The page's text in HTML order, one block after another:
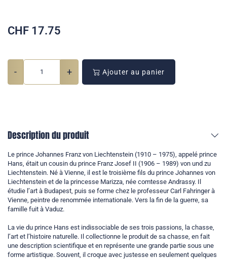
CHF 17.75
- + Ajouter au panier
Description du produit
Le prince Johannes Franz von Liechtenstein (1910 – 1975), appelé prince
Hans, était un cousin du prince Franz Josef II (1906 – 1989) von und zu
Liechtenstein. Né à Vienne, il est le troisième fils du prince Johannes von
Liechtenstein et de la princesse Marizza, née comtesse Andrassy. Il
étudie l’art à Budapest, puis se forme chez le professeur Carl Fahringer à
Vienne, peintre de renommée internationale. Vers la fin de la guerre, sa
famille fuit à Vaduz.
La vie du prince Hans est indissociable de ses trois passions, la chasse,
l’art et l’histoire naturelle. Il collectionne le produit de sa chasse, en fait
une description scientifique et en représente une grande partie sous une
forme artistique. Souvent, il croque avec justesse en seulement quelques